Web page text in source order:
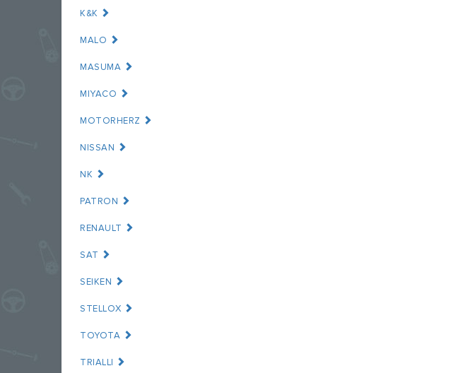
K&K
MALO
MASUMA
MIYACO
MOTORHERZ
NISSAN
NK
PATRON
RENAULT
SAT
SEIKEN
STELLOX
TOYOTA
TRIALLI